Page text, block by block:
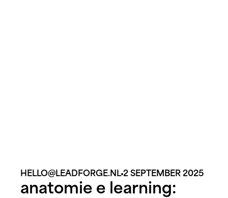
HELLO@LEADFORGE.NL 2 SEPTEMBER 2025
anatomie e learning: